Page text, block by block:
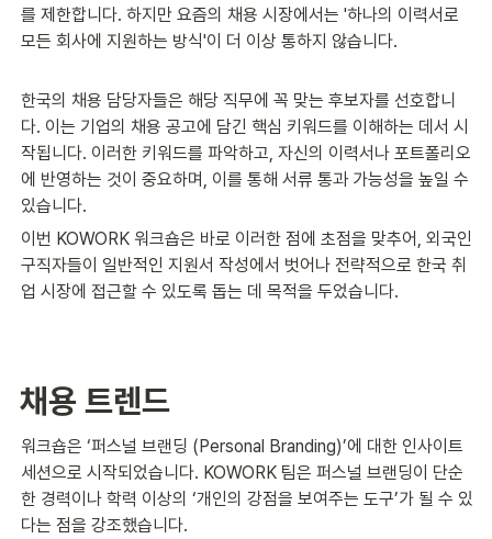
를 제한합니다. 하지만 요즘의 채용 시장에서는 '하나의 이력서로
모든 회사에 지원하는 방식'이 더 이상 통하지 않습니다.
한국의 채용 담당자들은 해당 직무에 꼭 맞는 후보자를 선호합니
다. 이는 기업의 채용 공고에 담긴 핵심 키워드를 이해하는 데서 시
작됩니다. 이러한 키워드를 파악하고, 자신의 이력서나 포트폴리오
에 반영하는 것이 중요하며, 이를 통해 서류 통과 가능성을 높일 수
있습니다.
이번 KOWORK 워크숍은 바로 이러한 점에 초점을 맞추어, 외국인
구직자들이 일반적인 지원서 작성에서 벗어나 전략적으로 한국 취
업 시장에 접근할 수 있도록 돕는 데 목적을 두었습니다.
채용 트렌드
워크숍은 ‘퍼스널 브랜딩 (Personal Branding)’에 대한 인사이트
세션으로 시작되었습니다. KOWORK 팀은 퍼스널 브랜딩이 단순
한 경력이나 학력 이상의 ‘개인의 강점을 보여주는 도구’가 될 수 있
다는 점을 강조했습니다.